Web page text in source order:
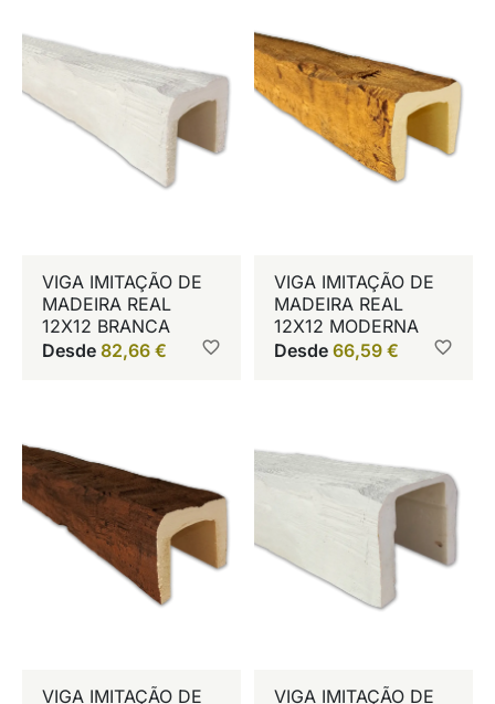
VIGA IMITAÇÃO DE
MADEIRA REAL
12X12 BRANCA
Desde 82,66 €
VIGA IMITAÇÃO DE
MADEIRA REAL
12X12 MODERNA
Desde 66,59 €
VIGA IMITAÇÃO DE VIGA IMITAÇÃO DE